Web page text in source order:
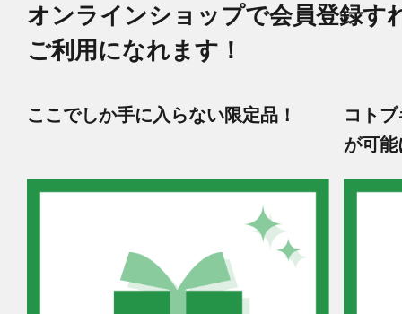
オンラインショップで会員登録す
ご利用になれます！
ここでしか手に入らない限定品！
コト
が可能